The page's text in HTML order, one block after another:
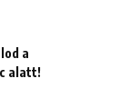
a
alatt!